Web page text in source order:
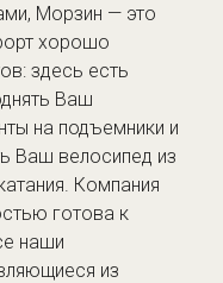
Морзин — это
хорошо
здесь есть
Ваш
на подъемники и
Ваш велосипед из
Компания
готова к
наши
из